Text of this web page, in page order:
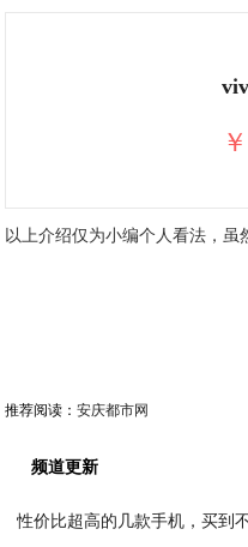
以上介绍仅为小编个人看法，
推荐阅读：安庆都市网
频道更新
性价比超高的几款手机，买到